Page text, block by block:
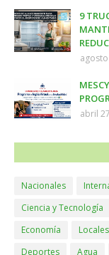
9
abril
Nacionales
Ciencia y Tecnología
Economía
Locales
Deportes
Agua